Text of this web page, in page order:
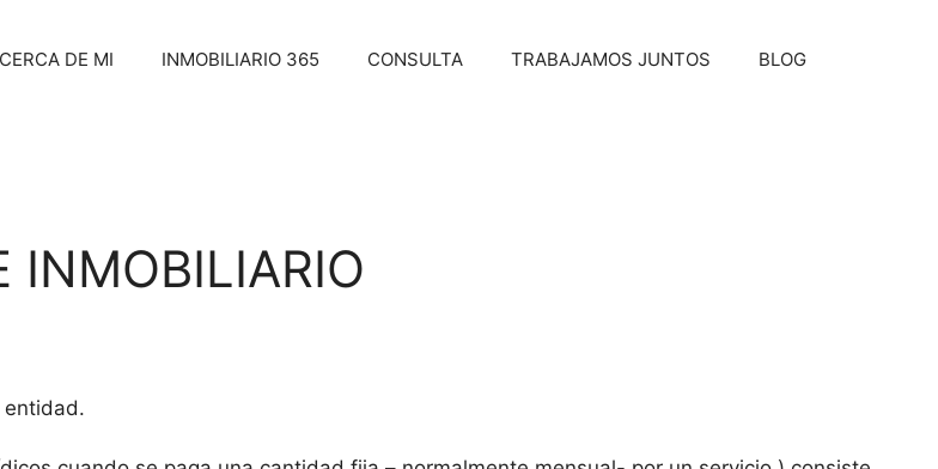
DE MI INMOBILIARIO 365 CONSULTA TRABAJAMOS JUNTOS BLOG
INMOBILIARIO
entidad.